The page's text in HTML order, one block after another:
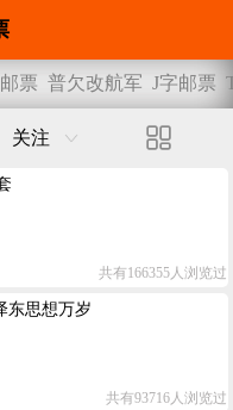
票 普欠改航军 J字邮票
关注
共有166355人浏览过
东思想万岁
共有93716人浏览过